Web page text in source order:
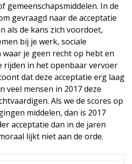
gemeenschapsmiddelen. In de
gevraagd naar de acceptatie
als de kans zich voordoet,
bij je werk, sociale
je geen recht op hebt en
rijden in het openbaar vervoer
dat deze acceptatie erg laag
veel mensen in 2017 deze
Als we de scores op
middelen, dan is 2017
acceptatie dan in de jaren
lijkt niet aan de orde.